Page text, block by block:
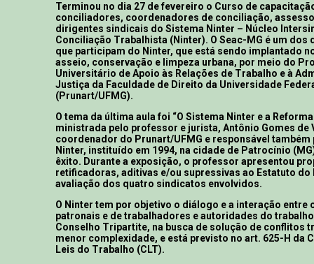
Terminou no dia 27 de fevereiro o Curso de
conciliadores, coordenadores de conciliação,
dirigentes sindicais do Sistema Ninter – Núcleo
Conciliação Trabalhista (Ninter). O Seac-MG é um
que participam do Ninter, que está sendo implantado
asseio, conservação e limpeza urbana, por meio do
Universitário de Apoio às Relações de Trabalho e à
Justiça da Faculdade de Direito da Universidade
(Prunart/UFMG).
O tema da última aula foi “O Sistema Ninter e a
ministrada pelo professor e jurista, Antônio Gomes de
coordenador do Prunart/UFMG e responsável
Ninter, instituído em 1994, na cidade de Patrocínio
êxito. Durante a exposição, o professor apresentou
retificadoras, aditivas e/ou supressivas ao Estatuto do
avaliação dos quatro sindicatos envolvidos.
O Ninter tem por objetivo o diálogo e a interação entre
patronais e de trabalhadores e autoridades do
Conselho Tripartite, na busca de solução de conflitos
menor complexidade, e está previsto no art. 625-H da
Leis do Trabalho (CLT).